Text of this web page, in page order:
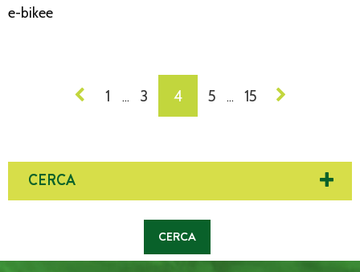
e-bikee
NAVIGAZIONE
1 … 3 4 5 … 15
CERCA